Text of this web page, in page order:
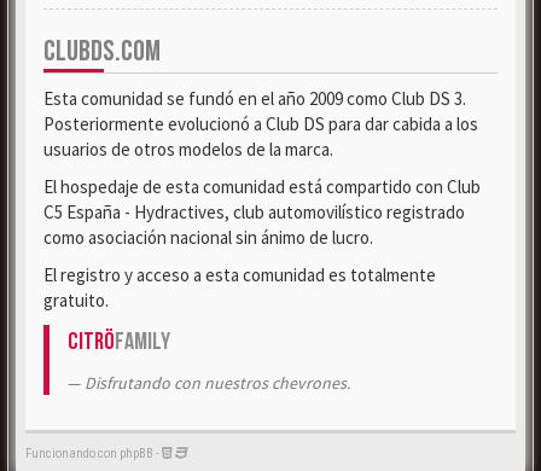
CLUBDS.COM
Esta comunidad se fundó en el año 2009 como Club DS 3.
Posteriormente evolucionó a Club DS para dar cabida a los
usuarios de otros modelos de la marca.
El hospedaje de esta comunidad está compartido con Club
C5 España - Hydractives, club automovilístico registrado
como asociación nacional sin ánimo de lucro.
El registro y acceso a esta comunidad es totalmente
gratuito.
CitröFamily
Disfrutando con nuestros chevrones.
Funcionando con phpBB -